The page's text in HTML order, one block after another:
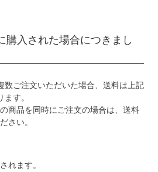
購入された場合につきまし
数ご注文いただいた場合、送料は上記
す。
商品を同時にご注文の場合は、送料
さい。
れます。